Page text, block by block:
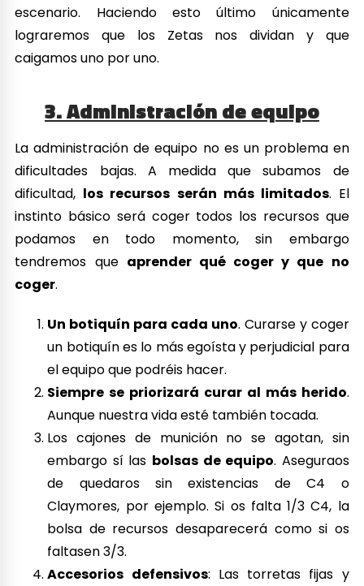
escenario. Haciendo esto último únicamente
lograremos que los Zetas nos dividan y que
caigamos uno por uno.
3. Administración de equipo
La administración de equipo no es un problema en
dificultades bajas. A medida que subamos de
dificultad, los recursos serán más limitados. El
instinto básico será coger todos los recursos que
podamos en todo momento, sin embargo
tendremos que aprender qué coger y que no
coger.
Un botiquín para cada uno. Curarse y coger
un botiquín es lo más egoísta y perjudicial para
el equipo que podréis hacer.
Siempre se priorizará curar al más herido.
Aunque nuestra vida esté también tocada.
Los cajones de munición no se agotan, sin
embargo sí las bolsas de equipo. Aseguraos
de quedaros sin existencias de C4 o
Claymores, por ejemplo. Si os falta 1/3 C4, la
bolsa de recursos desaparecerá como si os
faltasen 3/3.
Accesorios defensivos: Las torretas fijas y